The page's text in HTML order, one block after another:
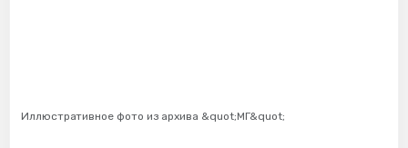
Иллюстративное фото из архива &quot;МГ&quot;